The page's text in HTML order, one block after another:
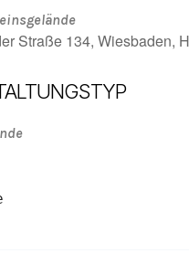
Straße 134, Wiesbaden,